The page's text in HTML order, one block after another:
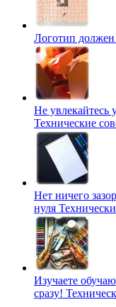
Логотип
Не увлекайтесь
Технические
Нет ничего
нуля
Изучаете
сразу!